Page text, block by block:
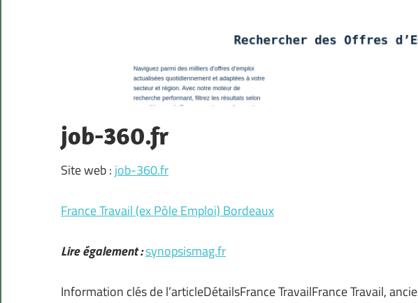
job-360.fr
Site web : job-360.fr
France Travail (ex Pôle Emploi) Bordeaux
Lire également :synopsismag.fr
Information clés de l’articleDétailsFrance TravailFrance Travail,